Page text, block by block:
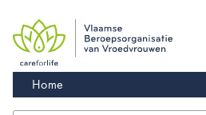
main
navigation
Kruimelpad
Home